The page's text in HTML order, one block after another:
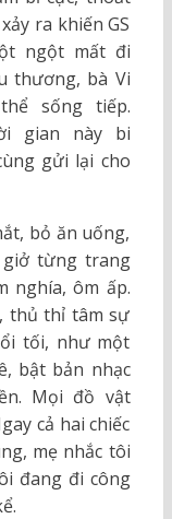
ra khiến GS
ngột mất đi
thương, bà Vi
sống tiếp.
gian này bi
gửi lại cho
bỏ ăn uống,
giở từng trang
nghía, ôm ấp.
thủ thỉ tâm sự
tối, như một
bật bản nhạc
Mọi đồ vật
cả hai chiếc
mẹ nhắc tôi
đang đi công